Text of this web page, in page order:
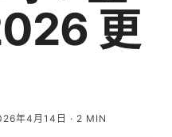
更
年4月14日 · 2 MIN